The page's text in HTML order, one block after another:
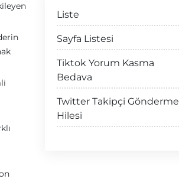
Liste
Sayfa Listesi
Tiktok Yorum Kasma
Bedava
Twitter Takipçi Gönderme
Hilesi